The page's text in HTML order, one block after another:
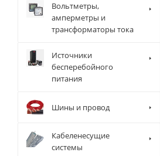
Вольтметры,
амперметры и
трансформаторы тока
Источники
бесперебойного
питания
Шины и провод
Кабеленесущие
системы